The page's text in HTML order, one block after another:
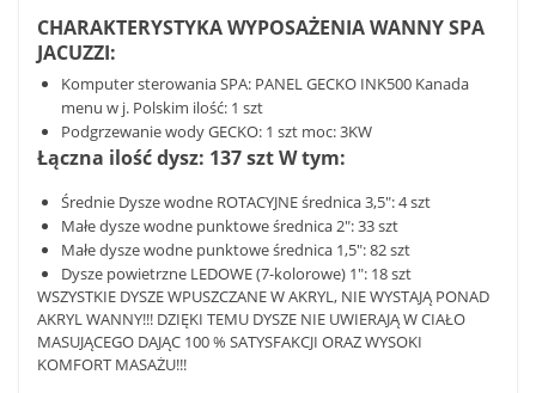
CHARAKTERYSTYKA WYPOSAŻENIA WANNY SPA
JACUZZI:
Komputer sterowania SPA: PANEL GECKO INK500 Kanada
menu w j. Polskim ilość: 1 szt
Podgrzewanie wody GECKO: 1 szt moc: 3KW
Łączna ilość dysz: 137 szt W tym:
Średnie Dysze wodne ROTACYJNE średnica 3,5": 4 szt
Małe dysze wodne punktowe średnica 2": 33 szt
Małe dysze wodne punktowe średnica 1,5″: 82 szt
Dysze powietrzne LEDOWE (7-kolorowe) 1″: 18 szt
WSZYSTKIE DYSZE WPUSZCZANE W AKRYL, NIE WYSTAJĄ PONAD
AKRYL WANNY!!! DZIĘKI TEMU DYSZE NIE UWIERAJĄ W CIAŁO
MASUJĄCEGO DAJĄC 100 % SATYSFAKCJI ORAZ WYSOKI
KOMFORT MASAŻU!!!